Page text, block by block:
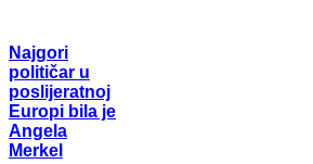
Najgori
političar u
poslijeratnoj
Europi bila je
Angela
Merkel